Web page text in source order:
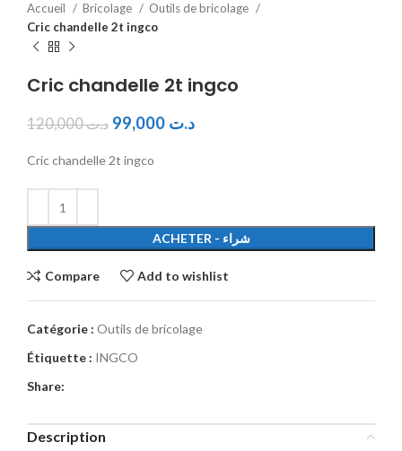
Accueil Bricolage
Outils de bricolage
Cric chandelle 2t ingco
Cric chandelle 2t ingco
د.ت120,000 د.ت
Cric chandelle 2t ingco
ACHETER - شراء
Compare Add to wishlist
Catégorie : Outils de bricolage
Étiquette : INGCO
Share:
Description